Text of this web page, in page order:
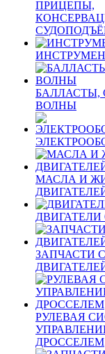
ПРИЦЕПЫ,
БАЛЛАСТЫ,
ВОЛНЫ
МАСЛА И
ЗАПЧАСТИ
РУЛЕВАЯ
ДРОССЕЛЕМ